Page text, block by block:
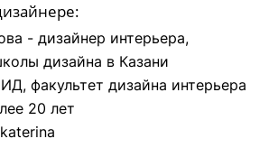
- дизайнер интерьера,
дизайна в Казани
факультет дизайна интерьера
20 лет